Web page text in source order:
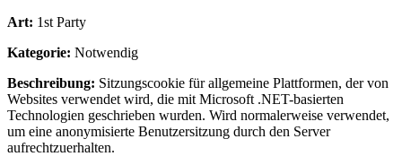
Art: 1st Party
Kategorie: Notwendig
Beschreibung: Sitzungscookie für allgemeine Plattformen, der von
Websites verwendet wird, die mit Microsoft .NET-basierten
Technologien geschrieben wurden. Wird normalerweise verwendet,
um eine anonymisierte Benutzersitzung durch den Server
aufrechtzuerhalten.